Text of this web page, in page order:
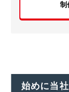
制
始めに当